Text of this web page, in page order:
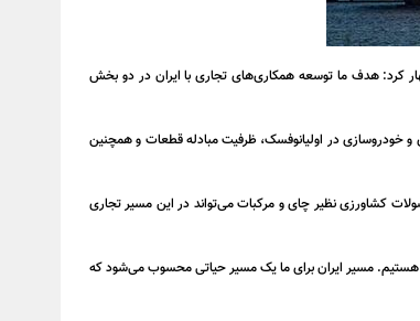
کرد: هدف ما توسعه همکاری‌های تجاری با ایران در دو بخش
خودروسازی در اولیانوفسک، ظرفیت مبادله قطعات و همچنین
کشاورزی نظیر چای و مرکبات می‌تواند در این مسیر تجاری
هستیم. مسیر ایران برای ما یک مسیر حیاتی محسوب می‌شود که